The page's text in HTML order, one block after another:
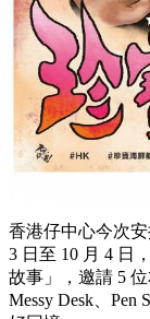
香港仔中心今次
3 日至 10 月 4 日
故事」，邀請 5 位
Messy Desk、Pen